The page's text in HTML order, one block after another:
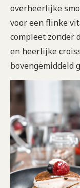
overheerlijke
voor een flinke
compleet zonder
en heerlijke
bovengemiddeld